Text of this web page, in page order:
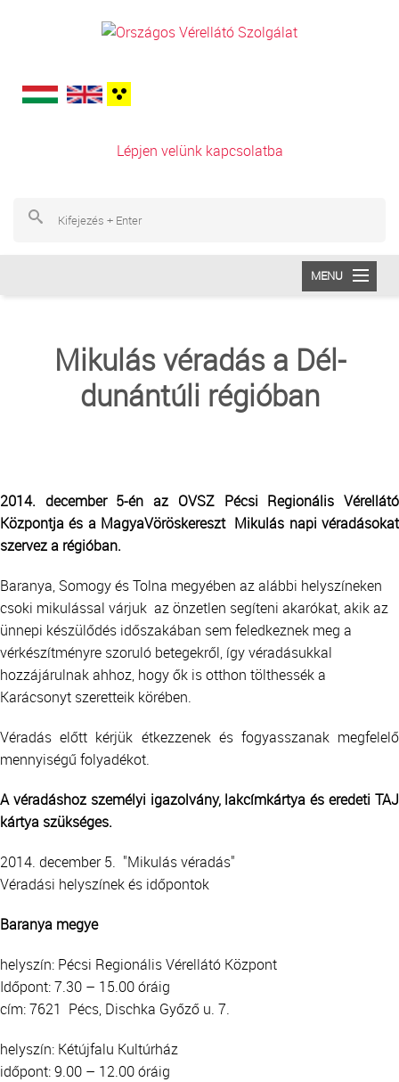
Lépjen velünk kapcsolatba
MENU
VÉRADÁS
ŐSSEJT DONÁCIÓ
SAJTÓ
Mikulás véradás a Dél-
dunántúli régióban
2014. december 5-én az OVSZ Pécsi Regionális Vérellátó
Központja és a MagyaVöröskereszt Mikulás napi véradásokat
szervez a régióban.
Baranya, Somogy és Tolna megyében az alábbi helyszíneken
csoki mikulással várjuk az önzetlen segíteni akarókat, akik az
ünnepi készülődés időszakában sem feledkeznek meg a
vérkészítményre szoruló betegekről, így véradásukkal
hozzájárulnak ahhoz, hogy ők is otthon tölthessék a
Karácsonyt szeretteik körében.
Véradás előtt kérjük étkezzenek és fogyasszanak megfelelő
mennyiségű folyadékot.
A véradáshoz személyi igazolvány, lakcímkártya és eredeti TAJ
kártya szükséges.
2014. december 5. "Mikulás véradás"
Véradási helyszínek és időpontok
Baranya megye
helyszín: Pécsi Regionális Vérellátó Központ
Időpont: 7.30 – 15.00 óráig
cím: 7621 Pécs, Dischka Győző u. 7.
helyszín: Kétújfalu Kultúrház
időpont: 9.00 – 12.00 óráig